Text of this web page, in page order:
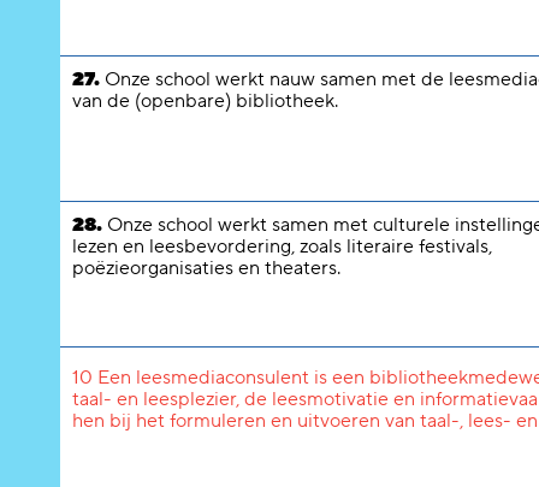
27. Onze school werkt nauw samen met de
van de (openbare) bibliotheek.
28. Onze school werkt samen met culturele
lezen en leesbevordering, zoals literaire festivals,
poëzieorganisaties en theaters.
10 Een leesmediaconsulent is een
taal- en leesplezier, de leesmotivatie en
hen bij het formuleren en uitvoeren van taal-, lees-